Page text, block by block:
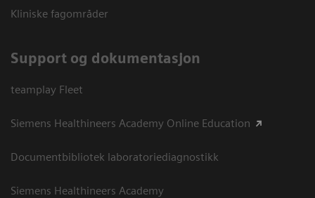
Kliniske fagområder
Support og dokumentasjon
teamplay Fleet
Siemens Healthineers Academy Online Education
Documentbibliotek laboratoriediagnostikk
Siemens Healthineers Academy